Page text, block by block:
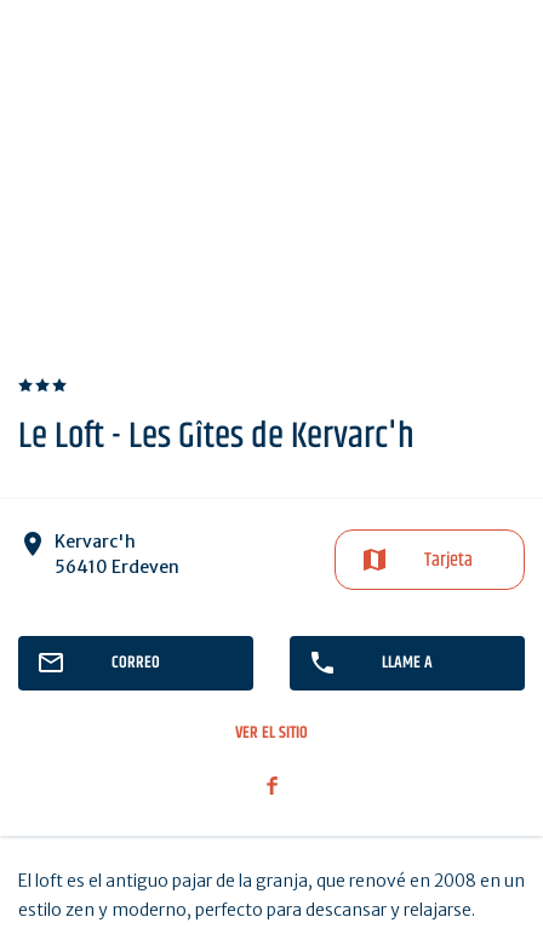
Le Loft - Les Gîtes de Kervarc'h
Kervarc'h
56410 Erdeven
Tarjeta
CORREO LLAME A
VER EL SITIO
El loft es el antiguo pajar de la granja, que renové en 2008 en un
estilo zen y moderno, perfecto para descansar y relajarse.